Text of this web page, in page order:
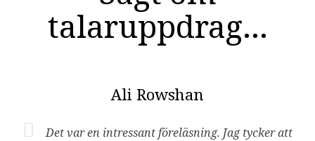
talaruppdrag...
Ali Rowshan
Det var en intressant föreläsning. Jag tycker att